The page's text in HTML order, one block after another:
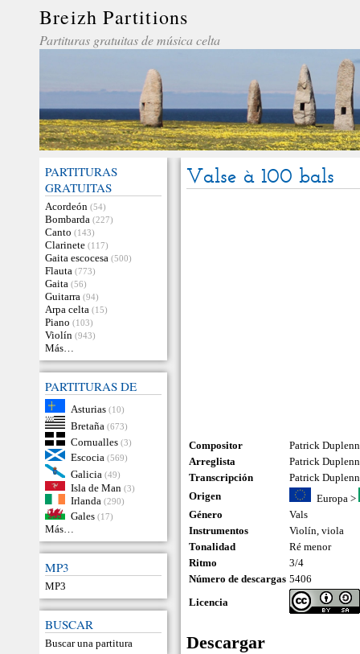
Breizh Partitions
Partituras gratuitas de música celta
PARTITURAS
GRATUITAS
Acordeón (54)
Bombarda (227)
Canto (143)
Clarinete (117)
Gaita escocesa (500)
Flauta (773)
Gaita (56)
Guitarra (94)
Arpa celta (15)
Piano (103)
Violín (943)
Más…
PARTITURAS DE
Asturias (10)
Bretaña (673)
Cornualles (3)
Escocia (569)
Galicia (49)
Isla de Man (3)
Irlanda (290)
Gales (17)
Más…
MP3
MP3
BUSCAR
Buscar una partitura
Valse à 100 bals
Compositor
Patrick
Arreglista
Patrick
Transcripción
Patrick
Origen
Europa>
Género
Vals
Instrumentos
Violín,viola
Tonalidad
Ré menor
Ritmo
3/4
Número de descargas 5406
Licencia
Descargar